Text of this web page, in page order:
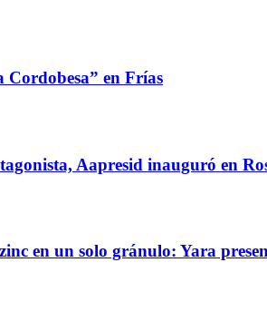
Cordobesa” en Frías
Aapresid inauguró en
en un solo gránulo: Yara